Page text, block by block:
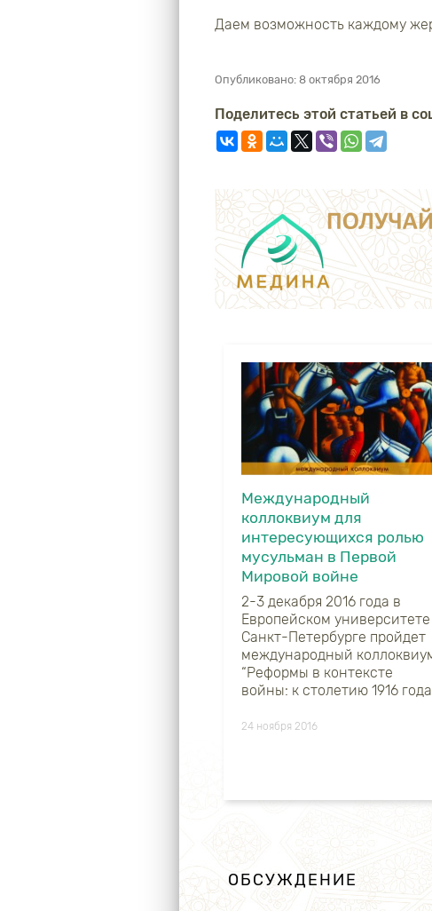
Даем возможность каждому
Опубликовано: 8 октября 2016
Поделитесь этой статьей в
Международный
коллоквиум для
интересующихся ролью
мусульман в Первой
Мировой войне
2-3 декабря 2016 года в
Европейском университете
Санкт-Петербурге пройдет
международный
“Реформы в контексте
войны: к столетию 1916
24 ноября 2016
ОБСУЖДЕНИЕ